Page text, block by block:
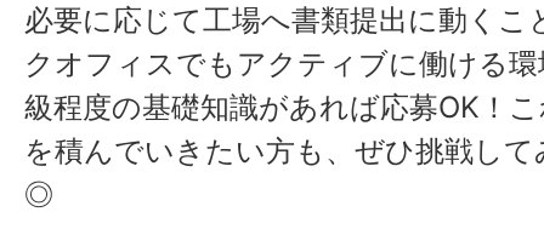
必要に応じて工場へ書類提出に動くこ
クオフィスでもアクティブに働ける
級程度の基礎知識があれば応募OK！
を積んでいきたい方も、ぜひ挑戦し
◎